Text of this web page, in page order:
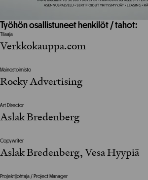
Työhön osallistuneet henkilöt / tahot:
Tilaaja
Verkkokauppa.com
Mainostoimisto
Rocky Advertising
Art Director
Aslak Bredenberg
Copywriter
Aslak Bredenberg, Vesa Hyypiä
Projektijohtaja / Project Manager